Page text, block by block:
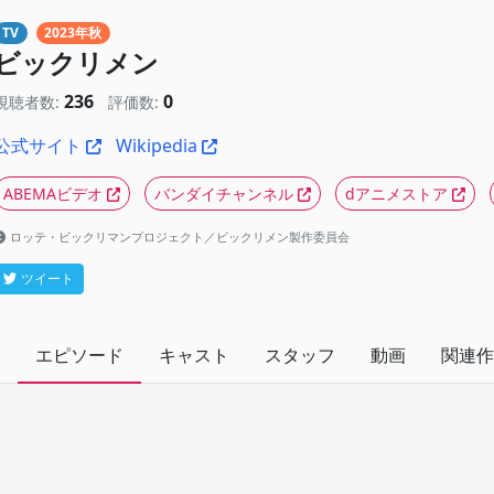
TV 2023年秋
ックリメン
聴者数: 236 評価数: 0
式サイト
Wikipedia
ABEMAビデオ バンダイチャンネル dアニメストア
ロッテ・ビックリマンプロジェクト／ビックリメン製作委員会
ツイート
エピソード キャスト スタッフ 動画 関連